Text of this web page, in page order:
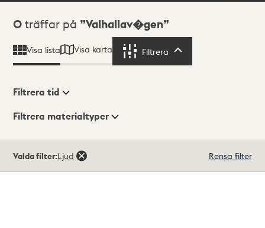
Sökresultat
0 träffar på Valhallav�gen
Visa lista Visa karta Filtrera
Visningsläge
Filtrera tid
Filtrera materialtyper
träffar
Valda filter:Ljud Rensa filter